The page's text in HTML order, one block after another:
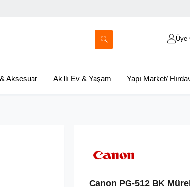
Üye
Aksesuar Akıllı Ev & Yaşam Yapı Market/
Canon PG-512 BK